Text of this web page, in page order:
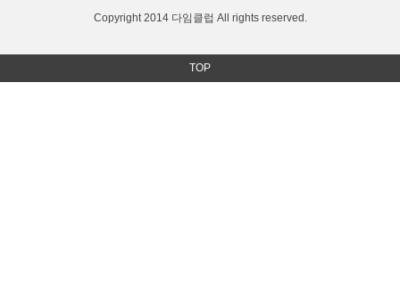
Copyright 2014 다임클럽 All rights reserved.
TOP